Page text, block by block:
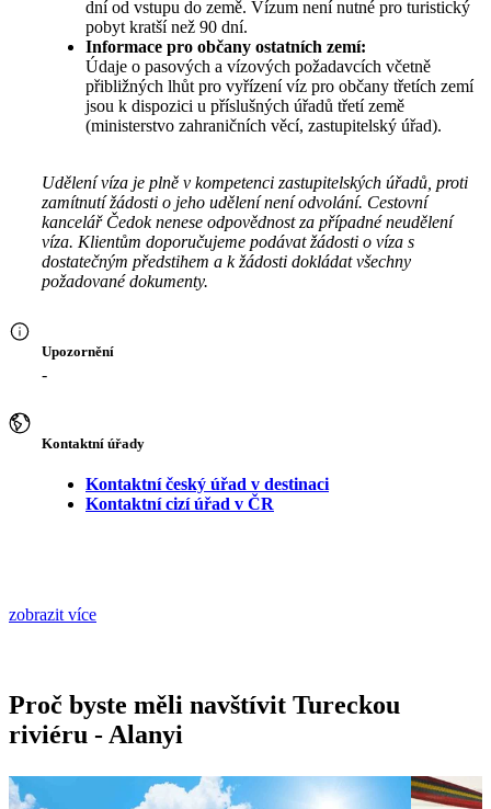
dní od vstupu do země. Vízum není nutné pro turistický
pobyt kratší než 90 dní.
Informace pro občany ostatních zemí:
Údaje o pasových a vízových požadavcích včetně
přibližných lhůt pro vyřízení víz pro občany třetích zemí
jsou k dispozici u příslušných úřadů třetí země
(ministerstvo zahraničních věcí, zastupitelský úřad).
Udělení víza je plně v kompetenci zastupitelských úřadů, proti
zamítnutí žádosti o jeho udělení není odvolání. Cestovní
kancelář Čedok nenese odpovědnost za případné neudělení
víza. Klientům doporučujeme podávat žádosti o víza s
dostatečným předstihem a k žádosti dokládat všechny
požadované dokumenty.
Upozornění
-
Kontaktní úřady
Kontaktní český úřad v destinaci
Kontaktní cizí úřad v ČR
zobrazit více
Proč byste měli navštívit Tureckou
riviéru - Alanyi